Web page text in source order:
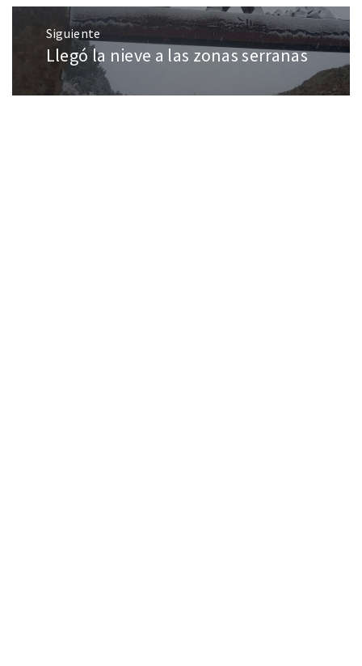
Siguiente
Llegó la nieve a las zonas serranas